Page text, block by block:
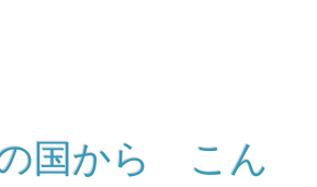
国から こん